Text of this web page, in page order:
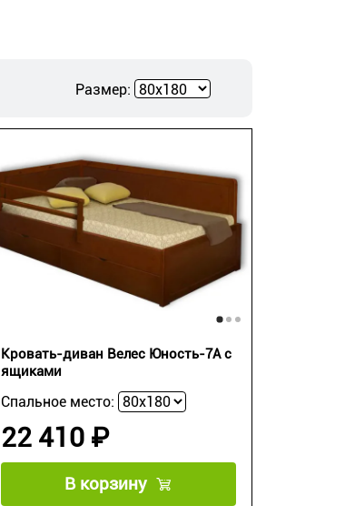
Размер:
Кровать-диван Велес Юность-7А с
ящиками
Спальное место:
22 410 ₽
В корзину